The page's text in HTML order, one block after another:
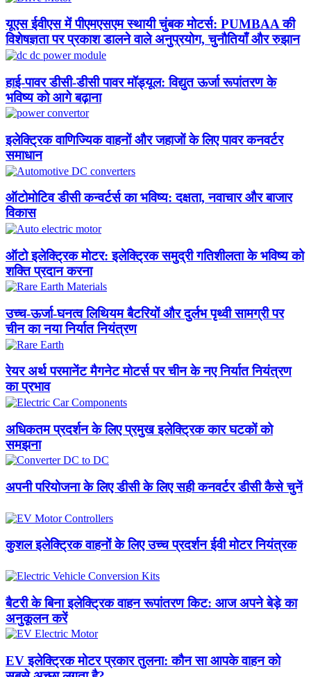
यूएस ईवीएस में पीएमएसएम स्थायी चुंबक मोटर्स: PUMBAA की
विशेषज्ञता पर प्रकाश डालने वाले अनुप्रयोग, चुनौतियाँ और रुझान​
हाई-पावर डीसी-डीसी पावर मॉड्यूल: विद्युत ऊर्जा रूपांतरण के
भविष्य को आगे बढ़ाना
इलेक्ट्रिक वाणिज्यिक वाहनों और जहाजों के लिए पावर कनवर्टर
समाधान
ऑटोमोटिव डीसी कन्वर्टर्स का भविष्य: दक्षता, नवाचार और बाजार
विकास
ऑटो इलेक्ट्रिक मोटर: इलेक्ट्रिक समुद्री गतिशीलता के भविष्य को
शक्ति प्रदान करना
उच्च-ऊर्जा-घनत्व लिथियम बैटरियों और दुर्लभ पृथ्वी सामग्री पर
चीन का नया निर्यात नियंत्रण
रेयर अर्थ परमानेंट मैगनेट मोटर्स पर चीन के नए निर्यात नियंत्रण
का प्रभाव
अधिकतम प्रदर्शन के लिए प्रमुख इलेक्ट्रिक कार घटकों को
समझना
अपनी परियोजना के लिए डीसी के लिए सही कनवर्टर डीसी कैसे चुनें
कुशल इलेक्ट्रिक वाहनों के लिए उच्च प्रदर्शन ईवी मोटर नियंत्रक
बैटरी के बिना इलेक्ट्रिक वाहन रूपांतरण किट: आज अपने बेड़े का
अनुकूलन करें
EV इलेक्ट्रिक मोटर प्रकार तुलना: कौन सा आपके वाहन को